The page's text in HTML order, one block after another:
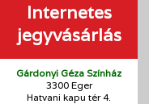
Internetes
jegyvásárlás
Gárdonyi Géza Színház
3300 Eger
Hatvani kapu tér 4.